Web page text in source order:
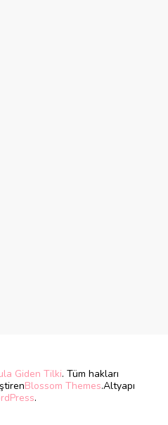
Giden Tilki. Tüm hakları
Blossom Themes.Altyapı
.